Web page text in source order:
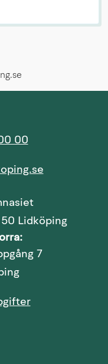
00
Lidköping
7